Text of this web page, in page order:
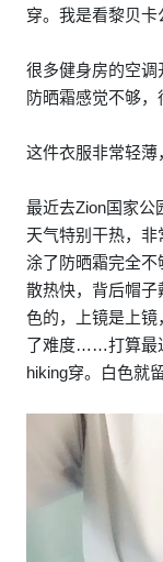
穿。我是看黎贝卡
很多健身房的空调
防晒霜感觉不够，
这件衣服非常轻薄
最近去Zion国家公
天气特别干热，非
涂了防晒霜完全不
散热快，背后帽子
色的，上镜是上
了难度……打算最
hiking穿。白色就